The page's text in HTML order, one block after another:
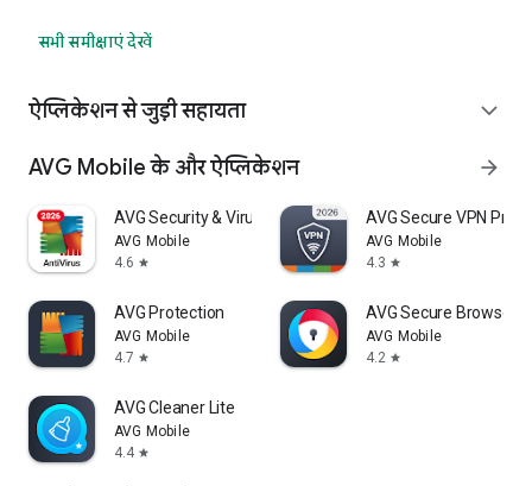
सभी समीक्षाएं देखें
ऐप्लिकेशन से जुड़ी सहायता expand_more
AVG Mobile के और ऐप्लिकेशन arrow_forward
AVG Security & Virus Cleaner
AVG Mobile
4.6 star
AVG Secure VPN
AVG Mobile
4.3 star
AVG Protection
AVG Mobile
4.7 star
AVG Secure Browser
AVG Mobile
4.2 star
AVG Cleaner Lite
AVG Mobile
4.4 star